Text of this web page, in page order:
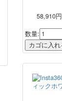
58,910円
数量: